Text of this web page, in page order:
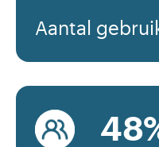
Aantal
60